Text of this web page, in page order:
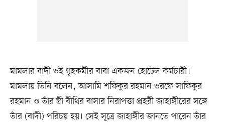
মামলার বাদী ওই গৃহকর্মীর বাবা একজন হোটেল কর্মচারী।
মামলায় তিনি বলেন, আসামি শফিকুর রহমান ওরফে সাফিকুর
রহমান ও তাঁর স্ত্রী বীথির বাসার নিরাপত্তা প্রহরী জাহাঙ্গীরের সঙ্গে
তাঁর (বাদী) পরিচয় হয়। সেই সূত্রে জাহাঙ্গীর জানতে পারেন তাঁর